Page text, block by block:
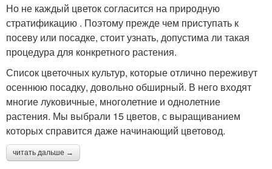
Но не каждый цветок согласится на природную
стратификацию . Поэтому прежде чем приступать к
посеву или посадке, стоит узнать, допустима ли такая
процедура для конкретного растения.
Список цветочных культур, которые отлично переживут
осеннюю посадку, довольно обширный. В него входят
многие луковичные, многолетние и однолетние
растения. Мы выбрали 15 цветов, с выращиванием
которых справится даже начинающий цветовод.
читать дальше →